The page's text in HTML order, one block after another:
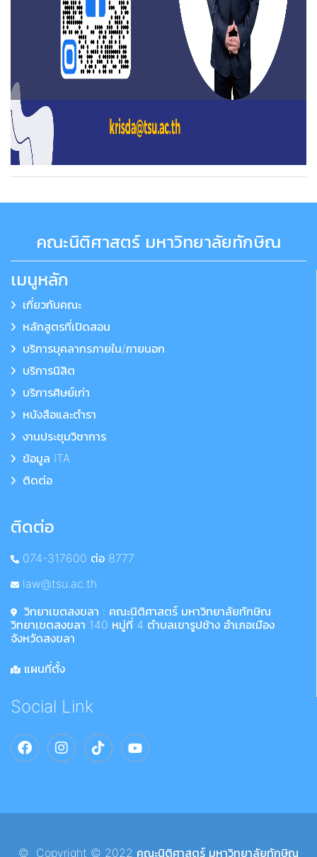
คณะนิติศาสตร์ มหาวิทยาลัยทักษิณ
เมนูหลัก
เกี่ยวกับคณะ
หลักสูตรที่เปิดสอน
บริการบุคลากรภายใน/ภายนอก
บริการนิสิต
บริการศิษย์เก่า
หนังสือและตำรา
งานประชุมวิชาการ
ข้อมูล ITA
ติดต่อ
ติดต่อ
074-317600 ต่อ 8777
law@tsu.ac.th
วิทยาเขตสงขลา : คณะนิติศาสตร์ มหาวิทยาลัยทักษิณ
วิทยาเขตสงขลา 140 หมู่ที่ 4 ตำบลเขารูปช้าง อำเภอเมือง
จังหวัดสงขลา
แผนที่ตั้ง
Social Link
© Copyright © 2022 คณะนิติศาสตร์ มหาวิทยาลัยทักษิณ